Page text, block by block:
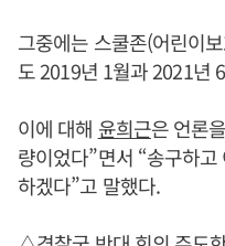
그중에는 스쿨존(어린이
도 2019년 1월과 2021년
이에 대해 윤희근은 언론
량이었다”면서 “송구하
하겠다”고 말했다.